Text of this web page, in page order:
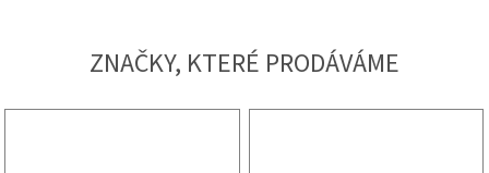
ZNAČKY, KTERÉ PRODÁVÁME